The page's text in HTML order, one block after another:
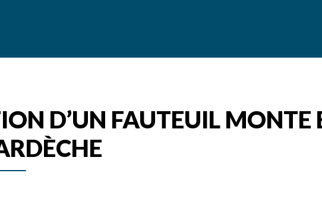
D’UN FAUTEUIL MONTE